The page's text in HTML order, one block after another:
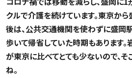
クルで介護を続けています。東京か
後は、公共交通機関を使わずに盛岡
歩いて帰省していた時期もあります
が東京に比べてとても少ないので、
ね。